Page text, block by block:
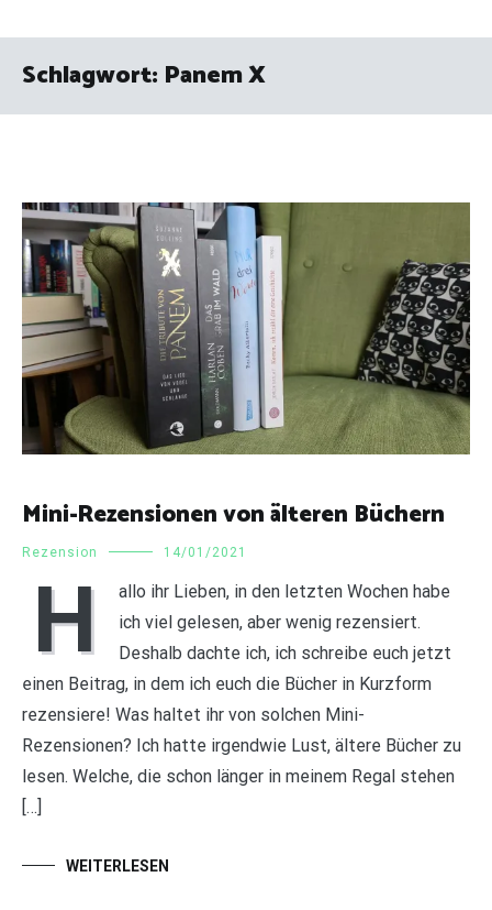
Schlagwort: Panem X
Mini-Rezensionen von älteren Büchern
Rezension 14/01/2021
H
allo ihr Lieben, in den letzten Wochen habe
ich viel gelesen, aber wenig rezensiert.
Deshalb dachte ich, ich schreibe euch jetzt
einen Beitrag, in dem ich euch die Bücher in Kurzform
rezensiere! Was haltet ihr von solchen Mini-
Rezensionen? Ich hatte irgendwie Lust, ältere Bücher zu
lesen. Welche, die schon länger in meinem Regal stehen
[…]
WEITERLESEN